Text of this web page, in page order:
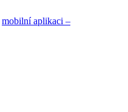
mobilní aplikaci –